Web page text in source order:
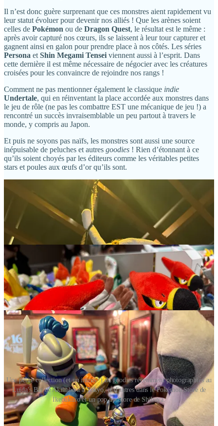
Il n’est donc guère surprenant que ces monstres aient rapidement vu
leur statut évoluer pour devenir nos alliés ! Que les arènes soient
celles de Pokémon ou de Dragon Quest, le résultat est le même :
après avoir capturé nos cœurs, ils se laissent à leur tour capturer et
gagnent ainsi en galon pour prendre place à nos côtés. Les séries
Persona et Shin Megami Tensei viennent aussi à l’esprit. Dans
cette dernière il est même nécessaire de négocier avec les créatures
croisées pour les convaincre de rejoindre nos rangs !
Comment ne pas mentionner également le classique indie
Undertale, qui en réinventant la place accordée aux monstres dans
le jeu de rôle (ne pas les combattre EST une mécanique de jeu !) a
rencontré un succès invraisemblable un peu partout à travers le
monde, y compris au Japon.
Et puis ne soyons pas naïfs, les monstres sont aussi une source
inépuisable de peluches et autres goodies ! Rien d’étonnant à ce
qu’ils soient choyés par les éditeurs comme les véritables petites
stars et poules aux œufs d’or qu’ils sont.
Une petite collection (et un intrus !) de goodies récemment photographiés au
Luida's Bar de Akihabara à Tokyo, et d'autres dans le Pokémon Store de
Ikebukuro et un pop up Store de Shibuya.